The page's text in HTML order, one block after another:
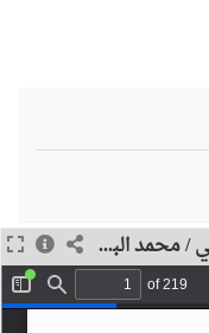
الحقيقة التاريخية للتصوف الإسلامي / محمد البهلي النيال